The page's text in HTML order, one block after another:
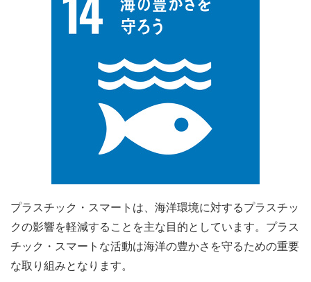
プラスチック・スマートは、海洋環境に対するプラスチッ
クの影響を軽減することを主な目的としています。プラス
チック・スマートな活動は海洋の豊かさを守るための重要
な取り組みとなります。